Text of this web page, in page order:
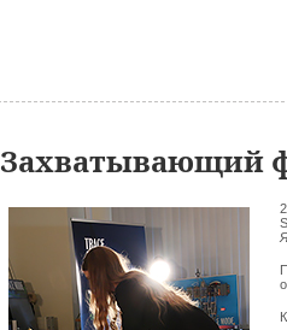
Захватывающий